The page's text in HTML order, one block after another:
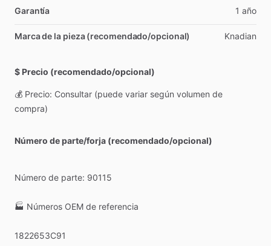
Garantía 1 año
Marca de la pieza (recomendado/opcional) Knadian
$ Precio (recomendado/opcional)
💰 Precio: Consultar (puede variar según volumen de
compra)
Número de parte/forja (recomendado/opcional)
Número de parte: 90115
🏭 Números OEM de referencia
1822653C91